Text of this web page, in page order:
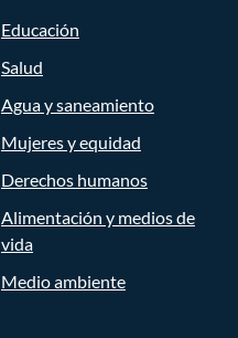
Educación
Salud
Agua y saneamiento
Mujeres y equidad
Derechos humanos
Alimentación y medios de
vida
Medio ambiente